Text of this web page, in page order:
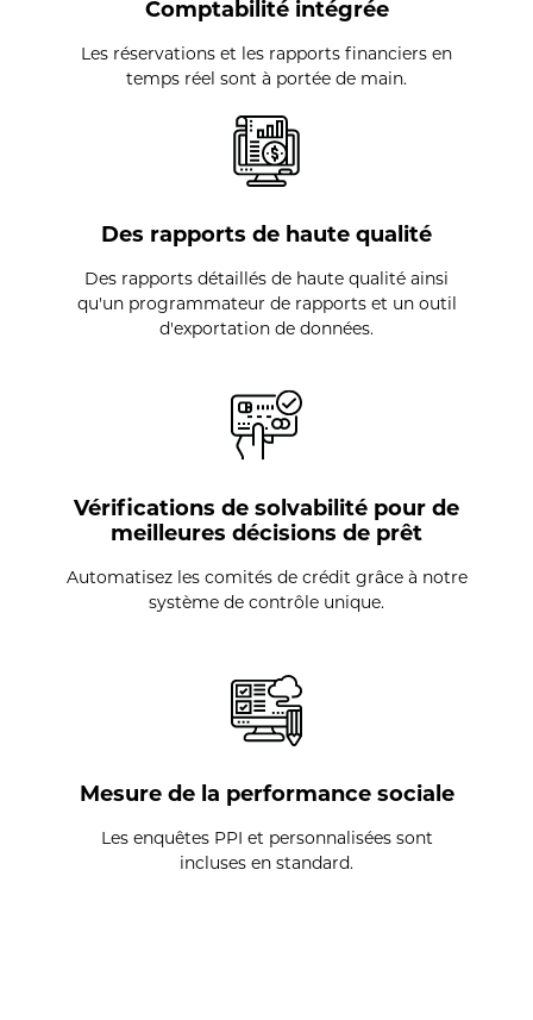
Comptabilité intégrée
Les réservations et les rapports financiers en
temps réel sont à portée de main.
Des rapports de haute qualité
Des rapports détaillés de haute qualité ainsi
qu'un programmateur de rapports et un outil
d'exportation de données.
Vérifications de solvabilité pour de
meilleures décisions de prêt
Automatisez les comités de crédit grâce à notre
système de contrôle unique.
Mesure de la performance sociale
Les enquêtes PPI et personnalisées sont
incluses en standard.